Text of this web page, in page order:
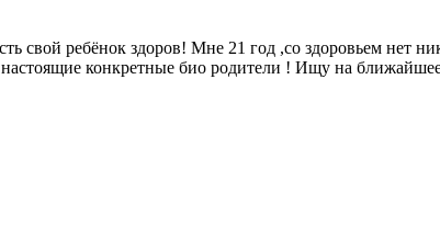
свой ребёнок здоров! Мне 21 год ,со здоровьем нет
настоящие конкретные био родители ! Ищу на